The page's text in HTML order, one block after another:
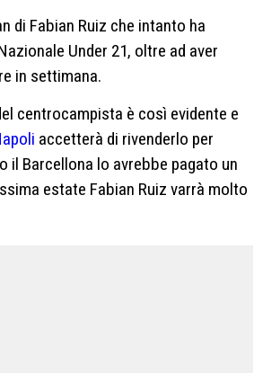
di Fabian Ruiz che intanto ha
Under 21, oltre ad aver
in settimana.
centrocampista è così evidente e
accetterà di rivenderlo per
il Barcellona lo avrebbe pagato un
estate Fabian Ruiz varrà molto